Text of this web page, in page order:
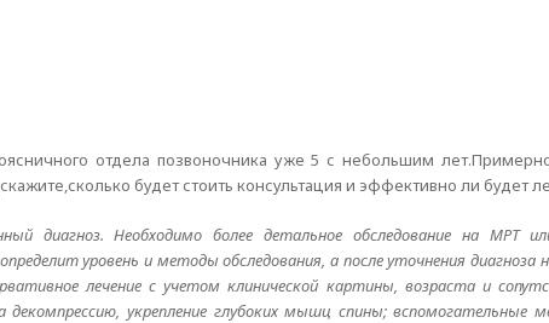
отдела позвоночника уже 5 с небольшим
будет стоить консультация и эффективно ли будет
диагноз. Необходимо более детальное обследование на МРТ
уровень и методы обследования, а после уточнения диагноза
лечение с учетом клинической картины, возраста и
декомпрессию, укрепление глубоких мышц спины;